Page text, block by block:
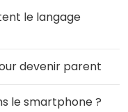
le langage
devenir parent
le smartphone ?